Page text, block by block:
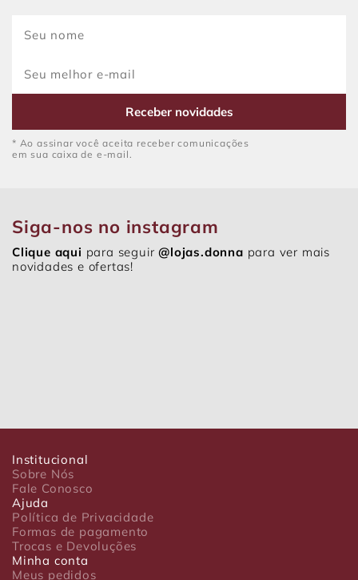
Receber novidades
* Ao assinar você aceita receber comunicações
em sua caixa de e-mail.
Siga-nos no instagram
Clique aqui para seguir@lojas.donna para ver mais
novidades e ofertas!
Institucional
Sobre Nós
Fale Conosco
Ajuda
Política de Privacidade
Formas de pagamento
Trocas e Devoluções
Minha conta
Meus pedidos